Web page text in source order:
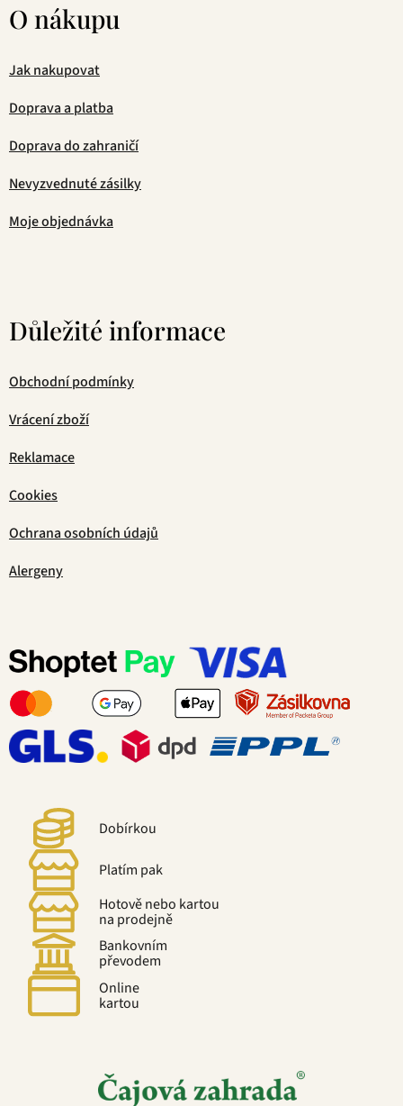
O nákupu
Jak nakupovat
Doprava a platba
Doprava do zahraničí
Nevyzvednuté zásilky
Moje objednávka
Důležité informace
Obchodní podmínky
Vrácení zboží
Reklamace
Cookies
Ochrana osobních údajů
Alergeny
Dobírkou
Platím pak
Hotově nebo kartou
na prodejně
Bankovním
převodem
Online
kartou